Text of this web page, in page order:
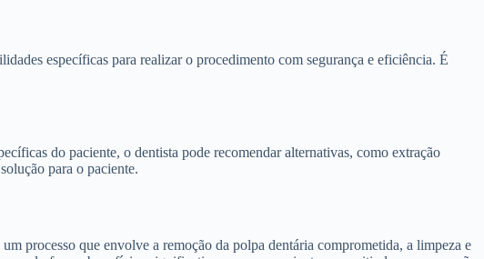
específicas para realizar o procedimento com segurança e eficiência. É
do paciente, o dentista pode recomendar alternativas, como extração
para o paciente.
processo que envolve a remoção da polpa dentária comprometida, a limpeza e